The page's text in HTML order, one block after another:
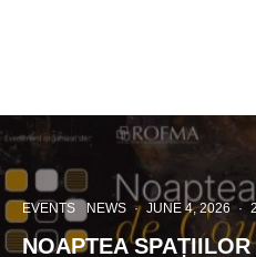
EVENTS NEWS · JUNE 4, 2026 ·
NOAPTEA